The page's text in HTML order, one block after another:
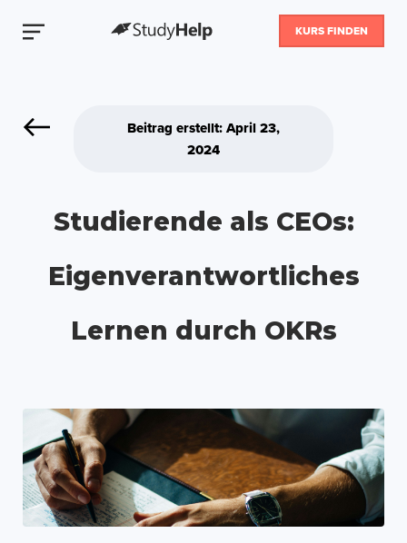
KURS FINDEN
Beitrag erstellt: April 23,
2024
Studierende als CEOs:
Eigenverantwortliches
Lernen durch OKRs